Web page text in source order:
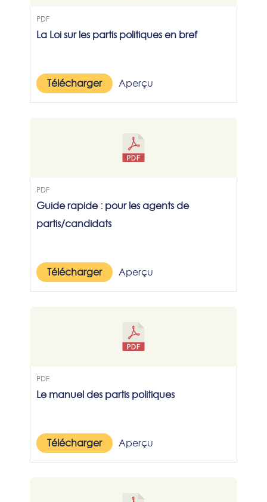
PDF
La Loi sur les partis politiques en bref
Télécharger Aperçu
PDF
Guide rapide : pour les agents de
partis/candidats
Télécharger Aperçu
PDF
Le manuel des partis politiques
Télécharger Aperçu